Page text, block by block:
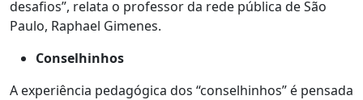
desafios”, relata o professor da rede pública de São
Paulo, Raphael Gimenes.
Conselhinhos
A experiência pedagógica dos “conselhinhos” é pensada